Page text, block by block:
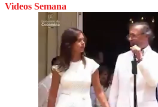
Videos Semana